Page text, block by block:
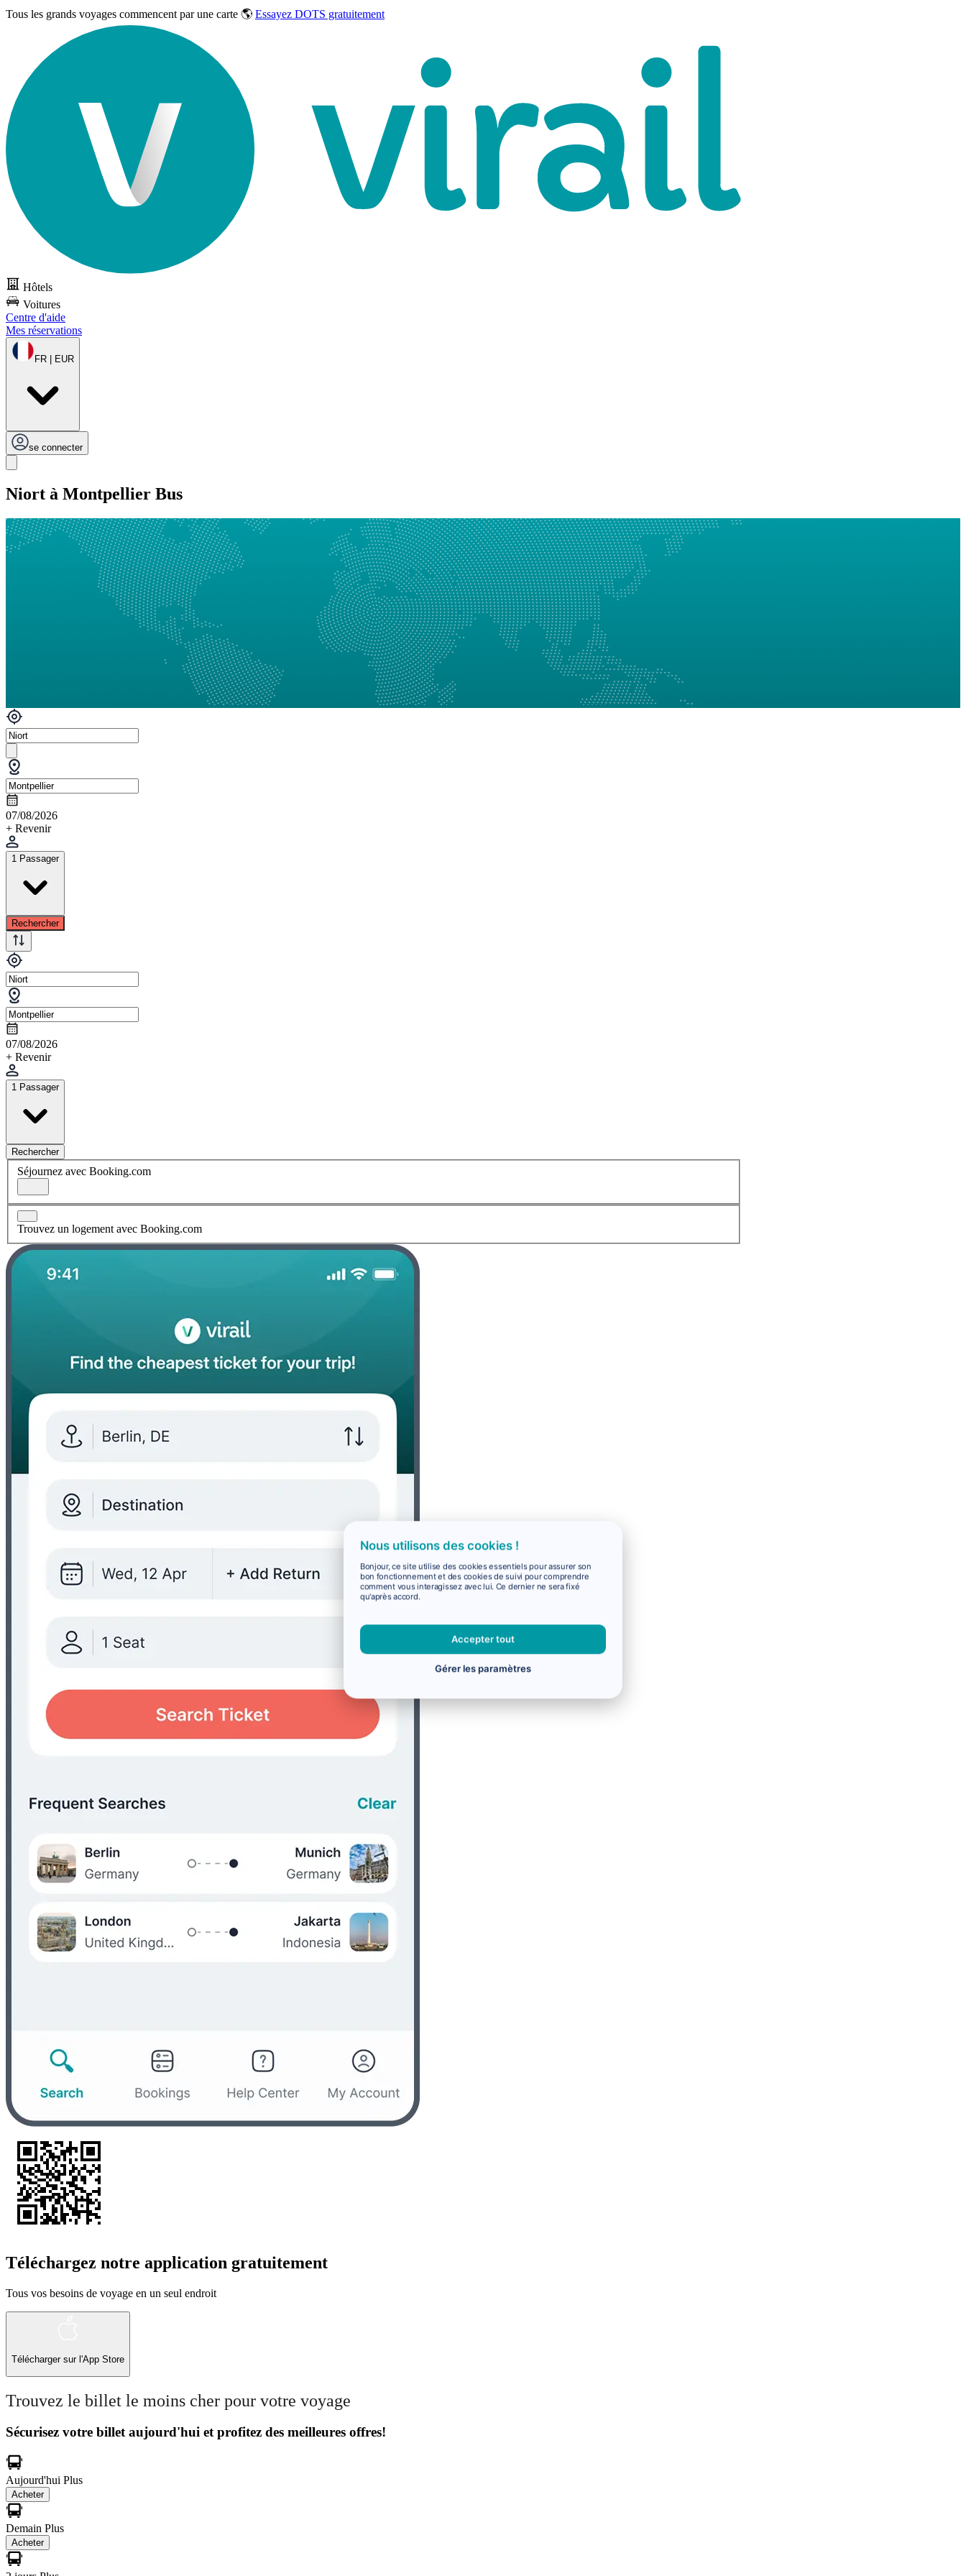
Tous les grands voyages commencent par une carte 🌎 Essayez DOTS gratuitement
Hôtels
Voitures
Centre d'aide
Mes réservations
FR | EUR
se connecter
Niort à Montpellier Bus
07/08/2026
+ Revenir
1 Passager
Rechercher
07/08/2026
+ Revenir
1 Passager
Rechercher
Séjournez avec Booking.com
Trouvez un logement avec Booking.com
Téléchargez notre application gratuitement
Tous vos besoins de voyage en un seul endroit
Télécharger sur l'App Store
Trouvez le billet le moins cher pour votre voyage
Sécurisez votre billet aujourd'hui et profitez des meilleures offres!
Aujourd'hui Plus
Acheter
Demain Plus
Acheter
Nous utilisons des cookies !
Bonjour, ce site utilise des cookies essentiels pour assurer son
bon fonctionnement et des cookies de suivi pour comprendre
comment vous interagissez avec lui. Ce dernier ne sera fixé
qu'après accord.
Accepter tout
Gérer les paramètres